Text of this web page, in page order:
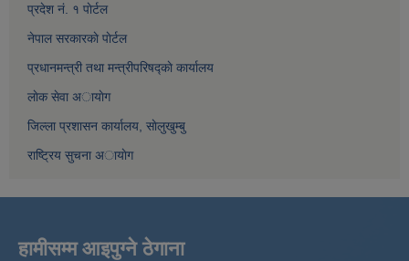
प्रदेश नं. १ पाेर्टल
नेपाल सरकारकाे पाेर्टल
प्रधानमन्त्री तथा मन्त्रीपरिषद्काे कार्यालय
लाेक सेवा अायाेग
जिल्ला प्रशासन कार्यालय, साेलुखुम्बु
राष्ट्रिय सुचना अायाेग
हामीसम्म आइपुग्ने ठेगाना